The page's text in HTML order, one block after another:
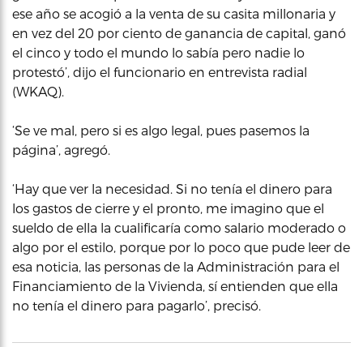
ese año se acogió a la venta de su casita millonaria y
en vez del 20 por ciento de ganancia de capital, ganó
el cinco y todo el mundo lo sabía pero nadie lo
protestó’, dijo el funcionario en entrevista radial
(WKAQ).
‘Se ve mal, pero si es algo legal, pues pasemos la
página’, agregó.
‘Hay que ver la necesidad. Si no tenía el dinero para
los gastos de cierre y el pronto, me imagino que el
sueldo de ella la cualificaría como salario moderado o
algo por el estilo, porque por lo poco que pude leer de
esa noticia, las personas de la Administración para el
Financiamiento de la Vivienda, sí entienden que ella
no tenía el dinero para pagarlo’, precisó.